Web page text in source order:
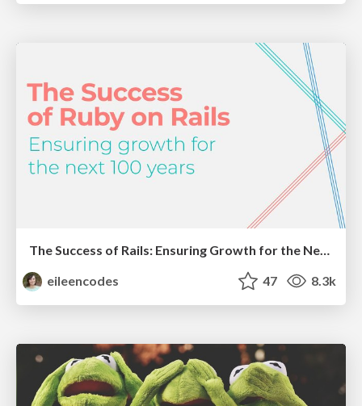
The Success of Rails: Ensuring Growth for the Next 100 Years
eileencodes
47 8.3k